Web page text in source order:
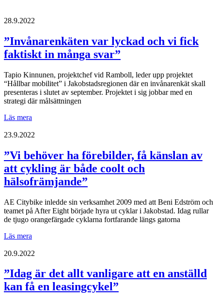
28.9.2022
”Invånarenkäten var lyckad och vi fick
faktiskt in många svar”
Tapio Kinnunen, projektchef vid Ramboll, leder upp projektet
“Hållbar mobilitet” i Jakobstadsregionen där en invånarenkät skall
presenteras i slutet av september. Projektet i sig jobbar med en
strategi där målsättningen
Läs mera
lyckad
vi
fick
faktiskt
in
många
23.9.2022
”Vi behöver ha förebilder, få känslan av
att cykling är både coolt och
hälsofrämjande”
AE Citybike inledde sin verksamhet 2009 med att Beni Edström och
teamet på After Eight började hyra ut cyklar i Jakobstad. Idag rullar
de tjugo orangefärgade cyklarna fortfarande längs gatorna
Läs mera
ha
få
känslan
av
20.9.2022
”Idag är det allt vanligare att en anställd
kan få en leasingcykel”